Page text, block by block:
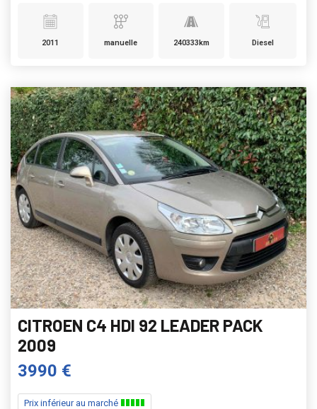
2011 manuelle 240333km Diesel
CITROEN C4 HDI 92 LEADER PACK
2009
3990 €
Prix inférieur au marché